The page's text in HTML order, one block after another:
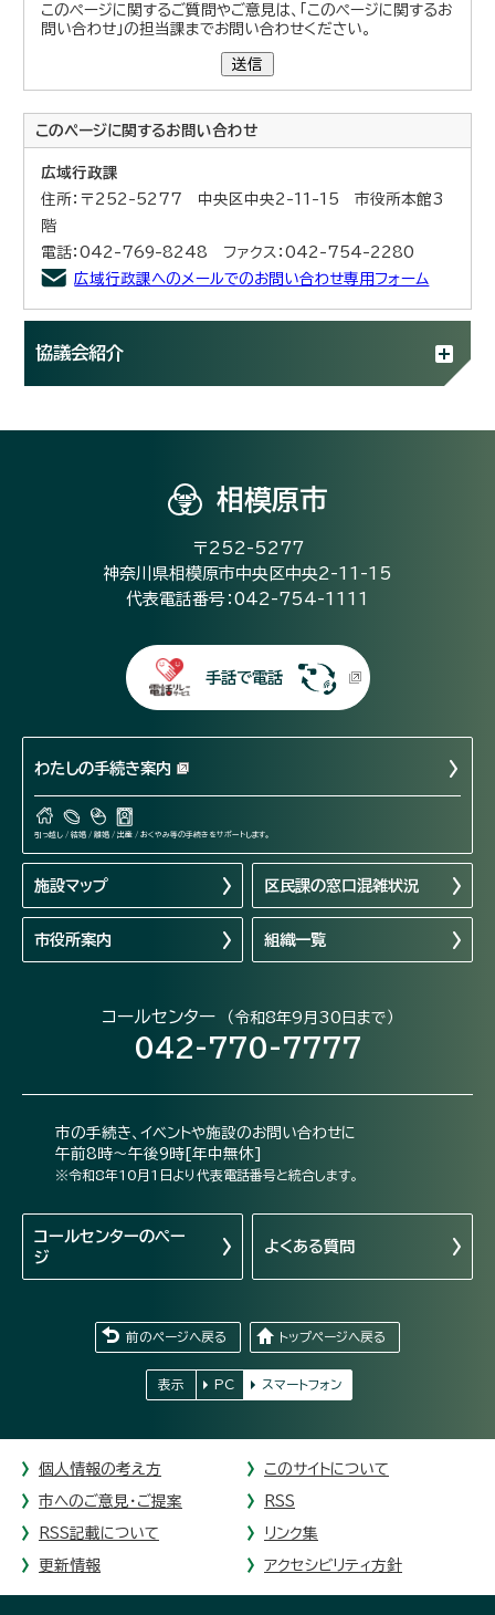
このページに関するご質問やご意見は、「このページに関するお
問い合わせ」の担当課までお問い合わせください。
送信
このページに関するお問い合わせ
広域行政課
住所：〒252-5277 中央区中央2-11-15 市役所本館3
階
電話：042-769-8248 ファクス：042-754-2280
広域行政課へのメールでのお問い合わせ専用フォーム
協議会紹介
相模原市
〒252-5277
神奈川県相模原市中央区中央2-11-15
代表電話番号：042-754-1111
手話で電話
わたしの手続き案内
引っ越し / 結婚 / 離婚 / 出産 / おくやみ等の手続きをサポートします。
施設マップ 区民課の窓口混雑状況
市役所案内 組織一覧
コールセンター （令和8年9月30日まで）
042-770-7777
市の手続き、イベントや施設のお問い合わせに
午前8時～午後9時[年中無休]
※令和8年10月1日より代表電話番号と統合します。
コールセンターのペー
ジ
よくある質問
前のページへ戻る トップページへ戻る
表示 PC スマートフォン
個人情報の考え方 このサイトについて
市へのご意見・ご提案 RSS
RSS記載について リンク集
更新情報 アクセシビリティ方針